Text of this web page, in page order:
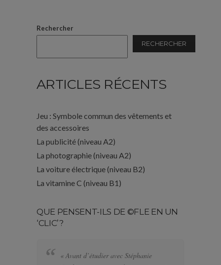
Rechercher
RECHERCHER
ARTICLES RÉCENTS
Jeu : Symbole commun des vêtements et
des accessoires
La publicité (niveau A2)
La photographie (niveau A2)
La voiture électrique (niveau B2)
La vitamine C (niveau B1)
QUE PENSENT-ILS DE ©FLE EN UN
‘CLIC’?
« Avant d’étudier avec Stéphanie